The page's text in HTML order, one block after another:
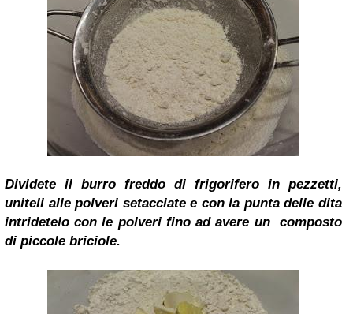
Dividete il burro freddo di frigorifero in pezzetti,
uniteli alle polveri setacciate e con la punta delle dita
intridetelo con le polveri fino ad avere un composto
di piccole briciole.